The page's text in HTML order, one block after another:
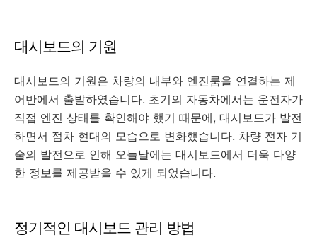
대시보드의 기원
대시보드의 기원은 차량의 내부와 엔진룸을 연결하는 제
어반에서 출발하였습니다. 초기의 자동차에서는 운전자가
직접 엔진 상태를 확인해야 했기 때문에, 대시보드가 발전
하면서 점차 현대의 모습으로 변화했습니다. 차량 전자 기
술의 발전으로 인해 오늘날에는 대시보드에서 더욱 다양
한 정보를 제공받을 수 있게 되었습니다.
정기적인 대시보드 관리 방법